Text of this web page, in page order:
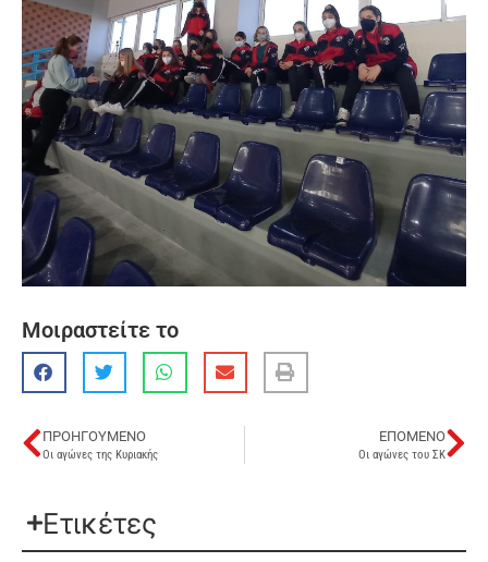
Μοιραστείτε το
ΠΡΟΗΓΟΎΜΕΝΟ
Οι αγώνες της Κυριακής
ΕΠΌΜΕΝΟ
Οι αγώνες του ΣΚ
Ετικέτες